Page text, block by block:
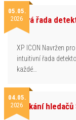
05.05.
2026Nová řada
XP ICON Navržen
intuitivní řada
každé…
04.05.
2026Setkání